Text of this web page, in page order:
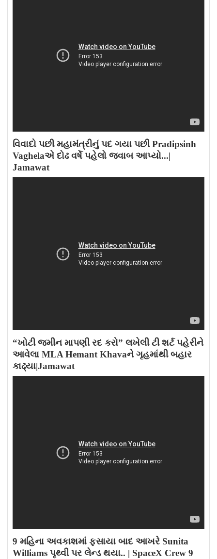
વિવાદો પછી મહામંત્રીનું પદ ગયા પછી Pradipsinh
Vaghelaએ દોઢ વર્ષે પહેલો જવાબ આપ્યો...|
Jamawat
“ખોટી જમીન માપણી રદ કરો” લખેલી ટી શર્ટ પહેરીને
આવેલા MLA Hemant Khavaને ગૃહમાંથી બહાર
કાઢ્યા|Jamawat
9 મહિના અવકાશમાં ફસાયા બાદ આખરે Sunita
Williams પૃથ્વી પર લેન્ડ થયા.. | SpaceX Crew 9